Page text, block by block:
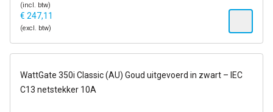
(incl. btw)
€ 247,11
(excl. btw)
6-13 dagen
WattGate 350i Classic (AU) Goud uitgevoerd in zwart – IEC
C13 netstekker 10A